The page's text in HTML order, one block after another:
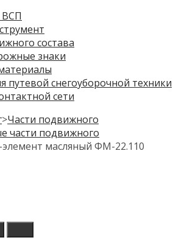
состава
знаки
путевой снегоуборочной техники
сети
>Части подвижного
части подвижного
масляный ФМ-22.110